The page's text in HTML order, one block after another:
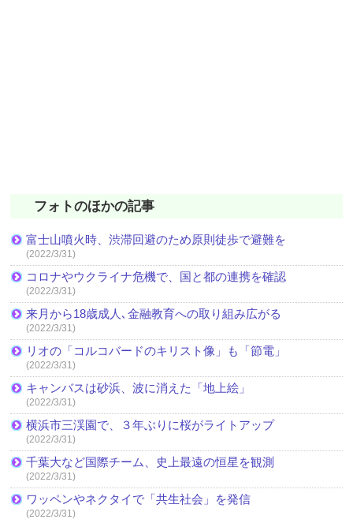
フォトのほかの記事
富士山噴火時、渋滞回避のため原則徒歩で避難を
(2022/3/31)
コロナやウクライナ危機で、国と都の連携を確認
(2022/3/31)
来月から18歳成人､金融教育への取り組み広がる
(2022/3/31)
リオの「コルコバードのキリスト像」も「節電」
(2022/3/31)
キャンバスは砂浜、波に消えた「地上絵」
(2022/3/31)
横浜市三渓園で、３年ぶりに桜がライトアップ
(2022/3/31)
千葉大など国際チーム、史上最遠の恒星を観測
(2022/3/31)
ワッペンやネクタイで「共生社会」を発信
(2022/3/31)